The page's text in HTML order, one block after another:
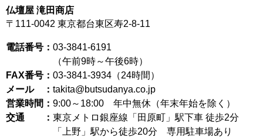
仏壇屋 滝田商店
〒111-0042 東京都台東区寿2-8-11
電話番号： 03-3841-6191
（午前9時～午後6時）
FAX番号： 03-3841-3934（24時間）
メール ： takita@butsudanya.co.jp
営業時間： 9:00～18:00 年中無休（年末年始を除く）
交通 ： 東京メトロ銀座線「田原町」駅下車 徒歩2分
「上野」駅から徒歩20分 専用駐車場あり